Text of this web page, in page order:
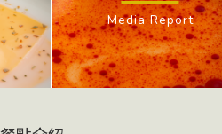
Media Report